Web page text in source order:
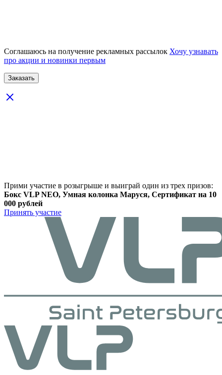
Соглашаюсь на получение рекламных рассылок Хочу узнавать
про акции и новинки первым
Прими участие в розыгрыше и выиграй один из трех призов:
Бокс VLP NEO, Умная колонка Маруся, Сертификат на 10
000 рублей
Принять участие